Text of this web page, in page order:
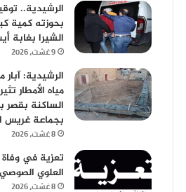
الرشيدية..
بحوزته كمية
الشيرا بغابة
9 غشت، 2026
الرشيدية:
مياه الأمطار
الساكنة بقصر
بجماعة غريس
8 غشت، 2026
تعزية في
العلوي الصوصي
8 غشت، 2026